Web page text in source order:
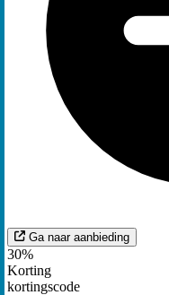
Ga naar aanbieding
30%
Korting
kortingscode